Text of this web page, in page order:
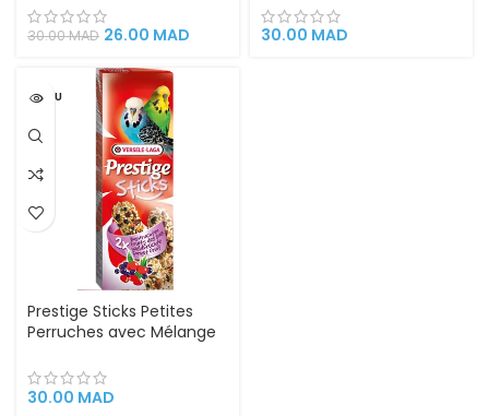
équilibrée graines et
céréales de haute qualité
30.00MAD 26.00 MAD
Laga | Friandises
Naturelles et Nutritives
30.00 MAD
VENDU
Prestige Sticks Petites
Perruches avec Mélange
Laga | Collation Naturelle
et Savoureuse
30.00 MAD